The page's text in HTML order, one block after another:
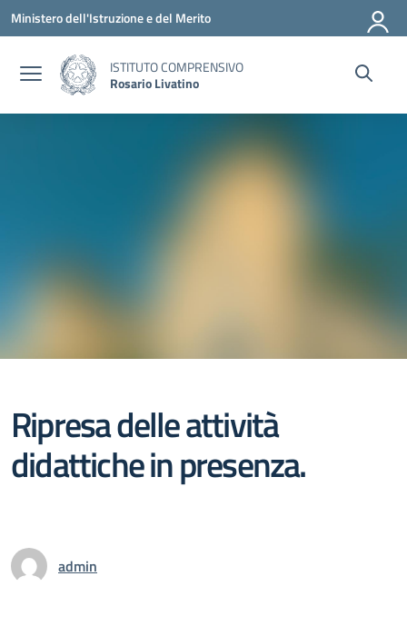
Vai ai contenuti
Vai al menu di navigazione
Vai al footer
Ministero dell'Istruzione e del Merito
ISTITUTO COMPRENSIVO
Rosario Livatino
Ripresa delle attività
didattiche in presenza.
admin